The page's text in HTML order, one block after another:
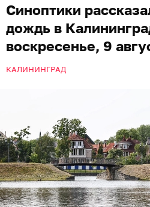
Синоптики
дождь в
воскресенье, 9
КАЛИНИНГРАД